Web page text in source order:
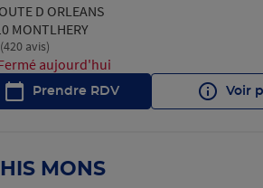
D ORLEANS
MONTLHERY
Note de 4.6 sur 5
(420 avis)
aujourd'hui
Prendre RDV Voir
MONS